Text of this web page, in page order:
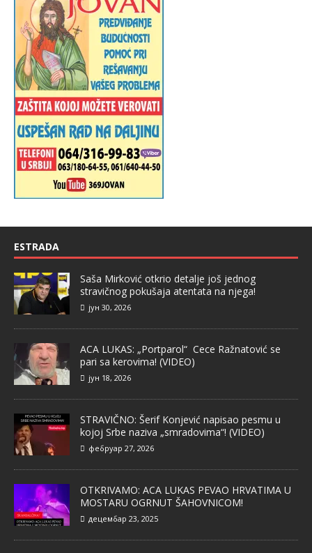
ESTRADA
Saša Mirković otkrio detalje još jednog
stravičnog pokušaja atentata na njega!
јун 30, 2026
ACA LUKAS: „Portparol“ Cece Ražnatović se
pari sa kerovima! (VIDEO)
јун 18, 2026
STRAVIČNO: Šerif Konjević napisao pesmu u
kojoj Srbe naziva „smradovima“! (VIDEO)
фебруар 27, 2026
OTKRIVAMO: ACA LUKAS PEVAO HRVATIMA U
MOSTARU OGRNUT ŠAHOVNICOM!
децембар 23, 2025